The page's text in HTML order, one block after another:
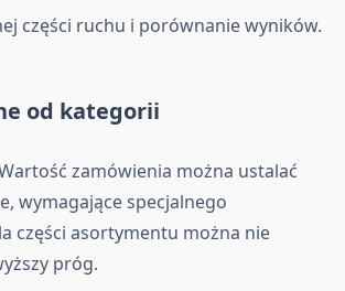
części ruchu i porównanie wyników.
od kategorii
zamówienia można ustalać
wymagające specjalnego
części asortymentu można nie
próg.